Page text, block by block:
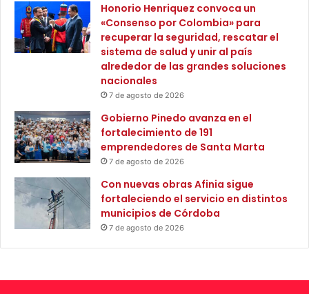
Honorio Henriquez convoca un
«Consenso por Colombia» para
recuperar la seguridad, rescatar el
sistema de salud y unir al país
alrededor de las grandes soluciones
nacionales
7 de agosto de 2026
Gobierno Pinedo avanza en el
fortalecimiento de 191
emprendedores de Santa Marta
7 de agosto de 2026
Con nuevas obras Afinia sigue
fortaleciendo el servicio en distintos
municipios de Córdoba
7 de agosto de 2026